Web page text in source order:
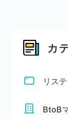
カ
リス
BtoB